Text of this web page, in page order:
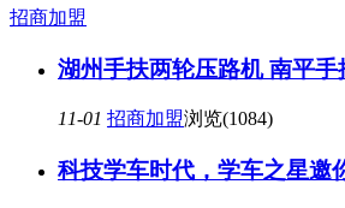
招商加盟
湖州手扶两轮压路机 南平
11-01 招商加盟浏览(1084)
科技学车时代，学车之星邀